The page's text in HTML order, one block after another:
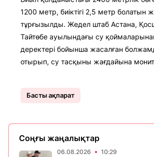
1200 метр, биіктігі 2,5 метр болатын
тұрғызылды. Жедел штаб Астана,
Тайтөбе ауылындағы су
деректері бойынша жасалған
отырып, су тасқыны жағдайына
Басты ақпарат
Соңғы жаңалықтар
06.08.2026 10:29